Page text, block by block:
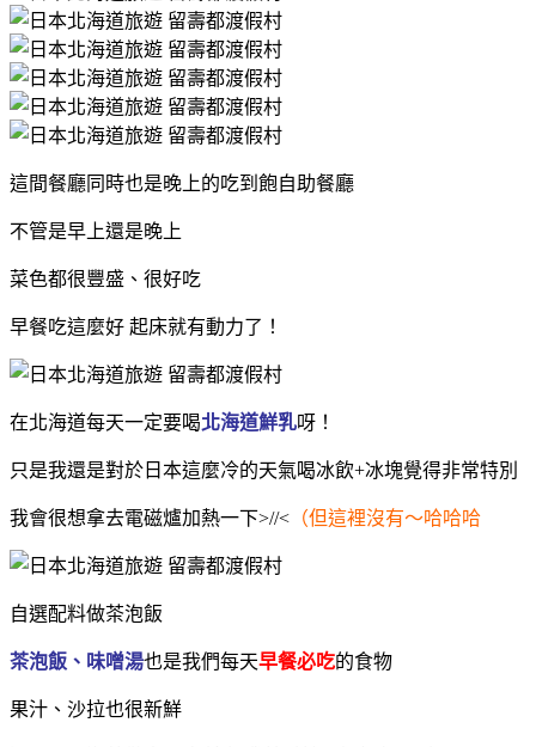
這間餐廳同時也是晚上的吃到飽自助餐廳
不管是早上還是晚上
菜色都很豐盛、很好吃
早餐吃這麼好 起床就有動力了！
在北海道每天一定要喝北海道鮮乳呀！
只是我還是對於日本這麼冷的天氣喝冰飲+冰塊覺得非常特別
我會很想拿去電磁爐加熱一下>//< （但這裡沒有～哈哈哈
自選配料做茶泡飯
茶泡飯、味噌湯也是我們每天早餐必吃的食物
果汁、沙拉也很新鮮